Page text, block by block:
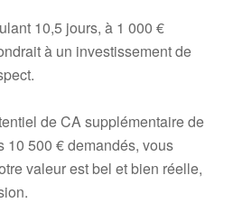
10,5 jours, à 1 000 €
à un investissement de
de CA supplémentaire de
10 500 € demandés, vous
valeur est bel et bien réelle,